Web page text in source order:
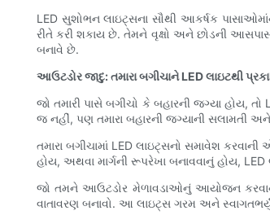
LED સુશોભન લાઇટ્સના સૌથી આકર્ષક
રીતે કરી શકાય છે. તેમને વૃક્ષો અને છોડની
બનાવે છે.
આઉટડોર જાદુ: તમારા બગીચાને LED લાઇટથી
જો તમારી પાસે બગીચો કે બહારની જગ્યા હોય,
જ નહીં, પણ તમારા બહારની જગ્યાની સલામતી અને
તમારા બગીચામાં LED લાઇટ્સનો સમાવેશ
હોય, અથવા માર્ગની રૂપરેખા બનાવવાનું હોય,
જો તમને આઉટડોર મેળાવડાઓનું આયોજન કરવાનું
વાતાવરણ બનાવો. આ લાઇટ્સ ગરમ અને